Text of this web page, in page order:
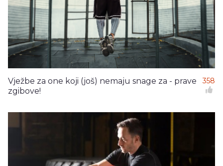
Vježbe za one koji (još) nemaju snage za - prave
zgibove!
358